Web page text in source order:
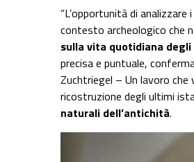
“L’opportunità di
contesto archeologico che
sulla vita quotidiana
precisa e puntuale,
Zuchtriegel – Un lavoro che
ricostruzione degli ultimi
naturali dell’antichità.